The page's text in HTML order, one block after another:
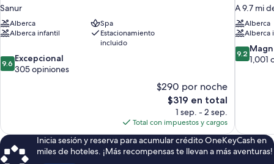
Sanur
Alberca
Spa
Alberca infantil
Estacionamiento
incluido
9.6
de
9.6 Excepcional
305 opiniones
$290 por noche
El
precio
actual
es
de
$319
$319 en total
1 sep. - 2 sep.
Total con impuestos y cargos
A 9.7 mi
Alberca
Alberca
9.2
de
9.2
1,001
Inicia sesión y reserva para acumular crédito OneKeyCash en
miles de hoteles. ¡Más recompensas te llevan a más aventuras!